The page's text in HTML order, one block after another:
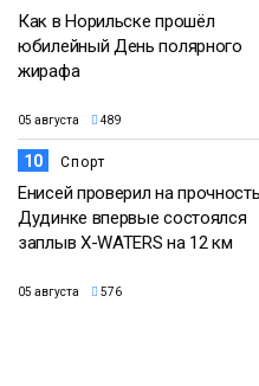
Как в Норильске прошёл
юбилейный День полярного
жирафа
05 августа 489
10 Спорт
Енисей проверил на
Дудинке впервые состоялся
заплыв X-WATERS на 12 км
05 августа 576